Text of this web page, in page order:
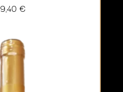
9,40 €